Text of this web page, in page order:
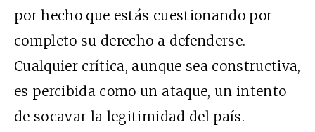
por hecho que estás cuestionando por
completo su derecho a defenderse.
Cualquier crítica, aunque sea constructiva,
es percibida como un ataque, un intento
de socavar la legitimidad del país.